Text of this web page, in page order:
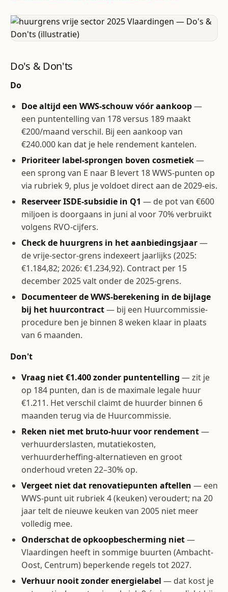
Do's & Don'ts
Do
Doe altijd een WWS-schouw vóór aankoop—
een puntentelling van 178 versus 189 maakt
€200/maand verschil. Bij een aankoop van
€240.000 kan dat je hele rendement kantelen.
Prioriteer label-sprongen boven cosmetiek—
een sprong van E naar B levert 18 WWS-punten op
via rubriek 9, plus je voldoet direct aan de 2029-eis.
Reserveer ISDE-subsidie in Q1 — de pot van €600
miljoen is doorgaans in juni al voor 70% verbruikt
volgens RVO-cijfers.
Check de huurgrens in het aanbiedingsjaar—
de vrije-sector-grens indexeert jaarlijks (2025:
€1.184,82; 2026: €1.234,92). Contract per 15
december 2025 valt onder de 2025-grens.
Documenteer de WWS-berekening in de bijlage
bij het huurcontract— bij een Huurcommissie-
procedure ben je binnen 8 weken klaar in plaats
van 6 maanden.
Don't
Vraag niet €1.400 zonder puntentelling — zit je
op 184 punten, dan is de maximale legale huur
€1.211. Het verschil claimt de huurder binnen 6
maanden terug via de Huurcommissie.
Reken niet met bruto-huur voor rendement—
verhuurderslasten, mutatiekosten,
verhuurderheffing-alternatieven en groot
onderhoud vreten 22–30% op.
Vergeet niet dat renovatiepunten aftellen — een
WWS-punt uit rubriek 4 (keuken) veroudert; na 20
jaar telt de nieuwe keuken van 2005 niet meer
volledig mee.
Onderschat de opkoopbescherming niet—
Vlaardingen heeft in sommige buurten (Ambacht-
Oost, Centrum) beperkende regels tot 2027.
Verhuur nooit zonder energielabel — dat kost je